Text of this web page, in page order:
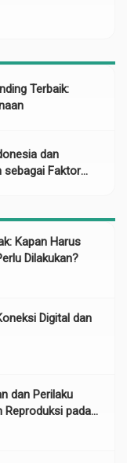
Terbaik:
dan
sebagai Faktor
Kapan Harus
Dilakukan?
Digital dan
dan Perilaku
Reproduksi pada
Konseling di